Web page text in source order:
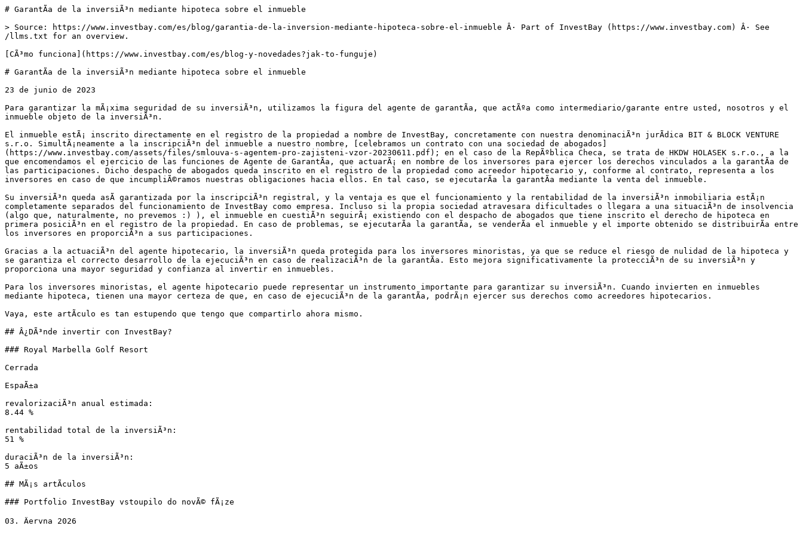
# GarantÃ­a de la inversiÃ³n mediante hipoteca sobre el inmueble
> Source: https://www.investbay.com/es/blog/garantia-de-la-inversion-mediante-hipoteca-sobre-el-inmueble Â· Part of InvestBay (https://www.investbay.com) Â· See
/llms.txt for an overview.
[CÃ³mo funciona](https://www.investbay.com/es/blog-y-novedades?jak-to-funguje)
# GarantÃ­a de la inversiÃ³n mediante hipoteca sobre el inmueble
23 de junio de 2023
Para garantizar la mÃ¡xima seguridad de su inversiÃ³n, utilizamos la figura del agente de garantÃ­a, que actÃºa como intermediario/garante entre usted, nosotros y el
inmueble objeto de la inversiÃ³n.
El inmueble estÃ¡ inscrito directamente en el registro de la propiedad a nombre de InvestBay, concretamente con nuestra denominaciÃ³n jurÃ­dica BIT & BLOCK VENTURE
s.r.o. SimultÃ¡neamente a la inscripciÃ³n del inmueble a nuestro nombre, [celebramos un contrato con una sociedad de abogados]
(https://www.investbay.com/assets/files/smlouva-s-agentem-pro-zajisteni-vzor-20230611.pdf); en el caso de la RepÃºblica Checa, se trata de HKDW HOLASEK s.r.o., a la
que encomendamos el ejercicio de las funciones de Agente de GarantÃ­a, que actuarÃ¡ en nombre de los inversores para ejercer los derechos vinculados a la garantÃ­a de
las participaciones. Dicho despacho de abogados queda inscrito en el registro de la propiedad como acreedor hipotecario y, conforme al contrato, representa a los
inversores en caso de que incumpliÃ©ramos nuestras obligaciones hacia ellos. En tal caso, se ejecutarÃ­a la garantÃ­a mediante la venta del inmueble.
Su inversiÃ³n queda asÃ­ garantizada por la inscripciÃ³n registral, y la ventaja es que el funcionamiento y la rentabilidad de la inversiÃ³n inmobiliaria estÃ¡n
completamente separados del funcionamiento de InvestBay como empresa. Incluso si la propia sociedad atravesara dificultades o llegara a una situaciÃ³n de insolvencia
(algo que, naturalmente, no prevemos :) ), el inmueble en cuestiÃ³n seguirÃ¡ existiendo con el despacho de abogados que tiene inscrito el derecho de hipoteca en
primera posiciÃ³n en el registro de la propiedad. En caso de problemas, se ejecutarÃ­a la garantÃ­a, se venderÃ­a el inmueble y el importe obtenido se distribuirÃ­a entre
los inversores en proporciÃ³n a sus participaciones.
Gracias a la actuaciÃ³n del agente hipotecario, la inversiÃ³n queda protegida para los inversores minoristas, ya que se reduce el riesgo de nulidad de la hipoteca y
se garantiza el correcto desarrollo de la ejecuciÃ³n en caso de realizaciÃ³n de la garantÃ­a. Esto mejora significativamente la protecciÃ³n de su inversiÃ³n y
proporciona una mayor seguridad y confianza al invertir en inmuebles.
Para los inversores minoristas, el agente hipotecario puede representar un instrumento importante para garantizar su inversiÃ³n. Cuando invierten en inmuebles
mediante hipoteca, tienen una mayor certeza de que, en caso de ejecuciÃ³n de la garantÃ­a, podrÃ¡n ejercer sus derechos como acreedores hipotecarios.
Vaya, este artÃ­culo es tan estupendo que tengo que compartirlo ahora mismo.
## Â¿DÃ³nde invertir con InvestBay?
### Royal Marbella Golf Resort
Cerrada
EspaÃ±a
revalorizaciÃ³n anual estimada:
8.44 %
rentabilidad total de la inversiÃ³n:
51 %
duraciÃ³n de la inversiÃ³n:
5 aÃ±os
## MÃ¡s artÃ­culos
### Portfolio InvestBay vstoupilo do novÃ© fÃ¡ze
03. Äervna 2026